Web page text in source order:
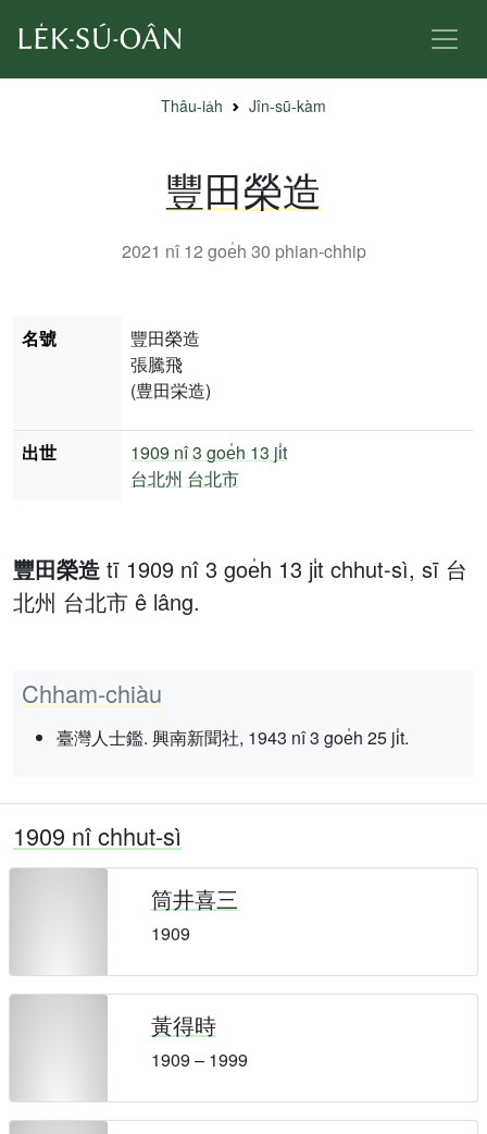
Thâu-ia̍h Jîn-sū-kàm
豐田榮造
2021 nî 12 goe̍h 30 phian-chhip
豐田榮造 tī 1909 nî 3 goe̍h 13 ji̍t chhut-sì, sī 台
北州 台北市 ê lâng.
Chham-chiàu
臺灣人士鑑. 興南新聞社, 1943 nî 3 goe̍h 25 ji̍t.
名號
豐田榮造
張騰飛
(豊田栄造)
出世 1909 nî3 goe̍h 13 ji̍t
台北州 台北市
1909 nî chhut-sì
筒井喜三
1909
黃得時
1909 – 1999